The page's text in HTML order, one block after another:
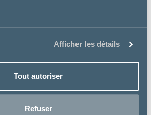
Afficher les détails
Tout autoriser
Refuser